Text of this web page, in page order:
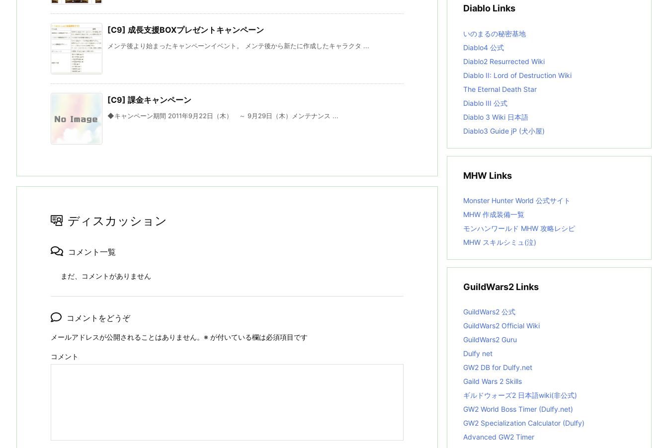
[C9] 成長支援BOXプレゼントキャンペーン
メンテ後より始まったキャンペーンイベント。 メンテ後から新たに作成したキャラクタ ...
[C9] 課金キャンペーン
◆キャンペーン期間 2011年9月22日（木） ～ 9月29日（木）メンテナンス ...
ディスカッション
コメント一覧
まだ、コメントがありません
コメントをどうぞ
メールアドレスが公開されることはありません。 ※ が付いている欄は必須項目です
コメント
e
i
s
t
Diablo Links
いのまるの秘密基地
Diablo4 公式
Diablo2 Resurrected Wiki
Diablo II: Lord of Destruction Wiki
The Eternal Death Star
Diablo III 公式
Diablo 3 Wiki 日本語
Diablo3 Guide jP (犬小屋)
MHW Links
Monster Hunter World 公式サイト
MHW 作成装備一覧
モンハンワールド MHW 攻略レシピ
MHW スキルシミュ(泣)
GuildWars2 Links
GuildWars2 公式
GuildWars2 Official Wiki
GuildWars2 Guru
Dulfy net
GW2 DB for Dulfy.net
Gaild Wars 2 Skills
ギルドウォーズ2 日本語wiki(非公式)
GW2 World Boss Timer (Dulfy.net)
GW2 Specialization Calculator (Dulfy)
Advanced GW2 Timer